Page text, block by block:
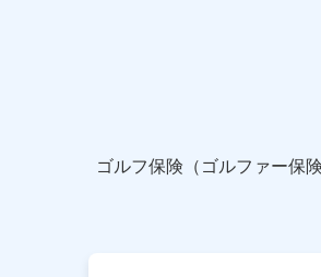
ゴルフ保険（ゴルファー保